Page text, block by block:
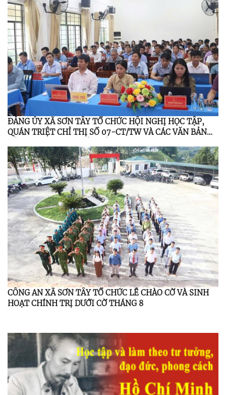
ĐẢNG ỦY XÃ SƠN TÂY TỔ CHỨC HỘI NGHỊ HỌC TẬP,
QUÁN TRIỆT CHỈ THỊ SỐ 07-CT/TW VÀ CÁC VĂN BẢN
CÔNG AN XÃ SƠN TÂY TỔ CHỨC LỄ CHÀO CỜ VÀ SINH
HOẠT CHÍNH TRỊ DƯỚI CỜ THÁNG 8